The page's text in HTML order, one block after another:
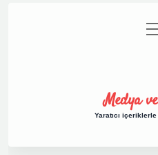
Gizlilik
aç
Medya
Yaratıcı